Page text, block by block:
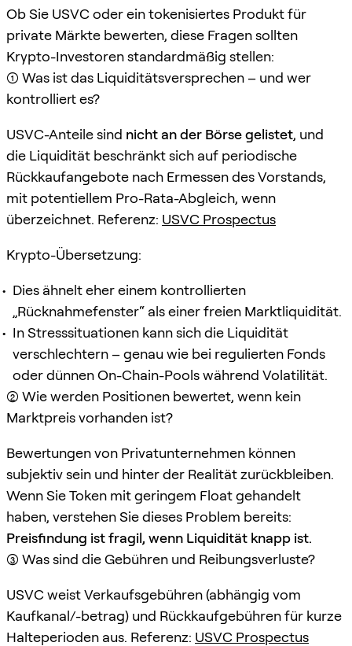
Ob Sie USVC oder ein tokenisiertes Produkt für
private Märkte bewerten, diese Fragen sollten
Krypto-Investoren standardmäßig stellen:
(1) Was ist das Liquiditätsversprechen – und wer
kontrolliert es?
USVC-Anteile sind nicht an der Börse gelistet, und
die Liquidität beschränkt sich auf periodische
Rückkaufangebote nach Ermessen des Vorstands,
mit potentiellem Pro-Rata-Abgleich, wenn
überzeichnet. Referenz: USVC Prospectus
Krypto-Übersetzung:
Dies ähnelt eher einem kontrollierten
„Rücknahmefenster“ als einer freien Marktliquidität.
In Stresssituationen kann sich die Liquidität
verschlechtern – genau wie bei regulierten Fonds
oder dünnen On-Chain-Pools während Volatilität.
(2) Wie werden Positionen bewertet, wenn kein
Marktpreis vorhanden ist?
Bewertungen von Privatunternehmen können
subjektiv sein und hinter der Realität zurückbleiben.
Wenn Sie Token mit geringem Float gehandelt
haben, verstehen Sie dieses Problem bereits:
Preisfindung ist fragil, wenn Liquidität knapp ist.
(3) Was sind die Gebühren und Reibungsverluste?
USVC weist Verkaufsgebühren (abhängig vom
Kaufkanal/-betrag) und Rückkaufgebühren für kurze
Halteperioden aus. Referenz: USVC Prospectus